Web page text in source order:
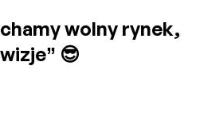
wolny rynek,
😎